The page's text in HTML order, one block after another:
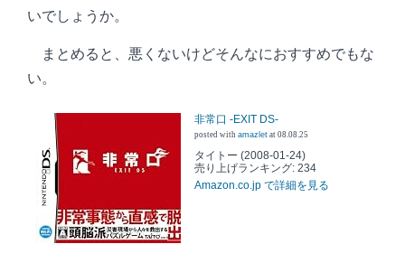
いでしょうか。
まとめると、悪くないけどそんなにおすすめでもな
い。
非常口 -EXIT DS-
posted with amazlet at 08.08.25
タイトー (2008-01-24)
売り上げランキング: 234
Amazon.co.jp で詳細を見る